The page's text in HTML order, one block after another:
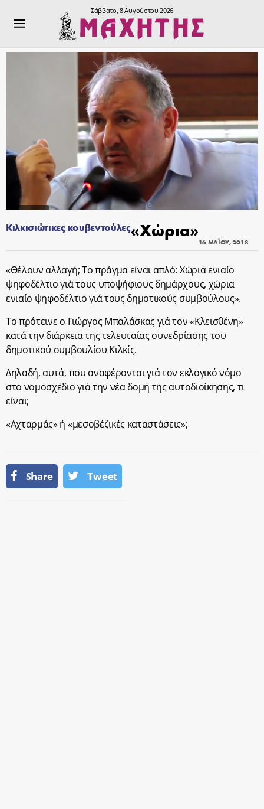
Σάββατο, 8 Αυγούστου 2026
Κιλκισιώτικες κουβεντούλες«Χώρια»
16 ΜΑΪ́ΟΥ, 2018
«Θέλουν αλλαγή; Το πράγμα είναι απλό: Χώρια ενιαίο
ψηφοδέλτιο γιά τους υποψήφιους δημάρχους, χώρια
ενιαίο ψηφοδέλτιο γιά τους δημοτικούς συμβούλους».
Το πρότεινε ο Γιώργος Μπαλάσκας γιά τον «Κλεισθένη»
κατά την διάρκεια της τελευταίας συνεδρίασης του
δημοτικού συμβουλίου Κιλκίς.
Δηλαδή, αυτά, που αναφέρονται γιά τον εκλογικό νόμο
στο νομοσχέδιο γιά την νέα δομή της αυτοδιοίκησης, τι
είναι;
«Αχταρμάς» ή «μεσοβέζικές καταστάσεις»;
Share Tweet